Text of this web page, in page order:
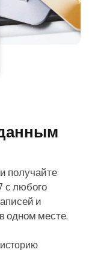
получайте
с любого
и
одном месте.